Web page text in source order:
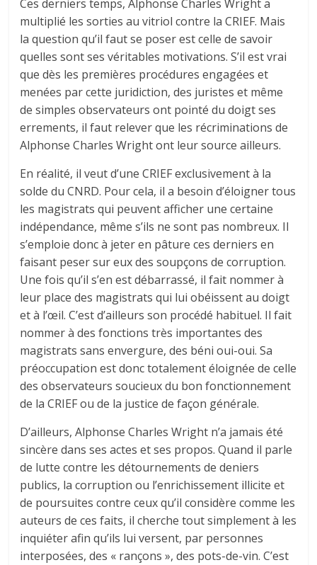
Ces derniers temps, Alphonse Charles Wright a
multiplié les sorties au vitriol contre la CRIEF. Mais
la question qu’il faut se poser est celle de savoir
quelles sont ses véritables motivations. S’il est vrai
que dès les premières procédures engagées et
menées par cette juridiction, des juristes et même
de simples observateurs ont pointé du doigt ses
errements, il faut relever que les récriminations de
Alphonse Charles Wright ont leur source ailleurs.
En réalité, il veut d’une CRIEF exclusivement à la
solde du CNRD. Pour cela, il a besoin d’éloigner tous
les magistrats qui peuvent afficher une certaine
indépendance, même s’ils ne sont pas nombreux. Il
s’emploie donc à jeter en pâture ces derniers en
faisant peser sur eux des soupçons de corruption.
Une fois qu’il s’en est débarrassé, il fait nommer à
leur place des magistrats qui lui obéissent au doigt
et à l’œil. C’est d’ailleurs son procédé habituel. Il fait
nommer à des fonctions très importantes des
magistrats sans envergure, des béni oui-oui. Sa
préoccupation est donc totalement éloignée de celle
des observateurs soucieux du bon fonctionnement
de la CRIEF ou de la justice de façon générale.
D’ailleurs, Alphonse Charles Wright n’a jamais été
sincère dans ses actes et ses propos. Quand il parle
de lutte contre les détournements de deniers
publics, la corruption ou l’enrichissement illicite et
de poursuites contre ceux qu’il considère comme les
auteurs de ces faits, il cherche tout simplement à les
inquiéter afin qu’ils lui versent, par personnes
interposées, des « rançons », des pots-de-vin. C’est